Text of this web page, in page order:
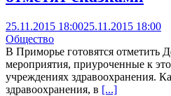
25.11.2015 18:0025.11.2015 18:00
Общество
В Приморье готовятся отметить
мероприятия, приуроченные к
учреждениях здравоохранения.
здравоохранения, в [...]